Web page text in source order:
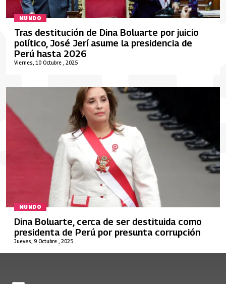
MUNDO
Viernes, 10 Octubre , 2025
Tras destitución de Dina Boluarte por juicio
político, José Jerí asume la presidencia de
Perú hasta 2026
MUNDO
Jueves, 9 Octubre , 2025
Dina Boluarte, cerca de ser destituida como
presidenta de Perú por presunta corrupción